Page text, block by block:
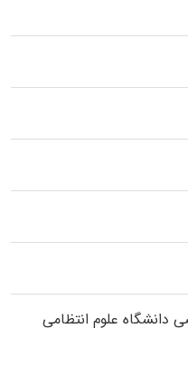
ﻋﻠﻮم انتظامی